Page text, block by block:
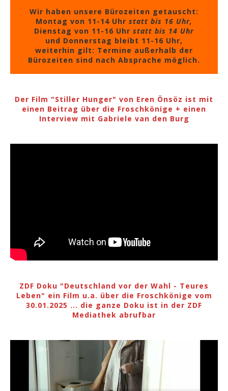
Wir haben unsere Bürozeiten getauscht:
Montag von 11-14 Uhr statt bis 16 Uhr,
Dienstag von 11-16 Uhr statt bis 14 Uhr
und Donnerstag bleibt 11-16 Uhr,
weiterhin gilt: Termine außerhalb der
Bürozeiten sind nach Absprache möglich.
Der Film "Stiller Hunger" von Eren Önsöz ist mit
einen Beitrag über die Froschkönige + einen
Interview mit Gabriele van den Burg
ZDF Doku "Deutschland vor der Wahl - Teures
Leben" ein Film u.a. über die Froschkönige vom
30.01.2025 ... die ganze Doku ist in der ZDF
Mediathek abrufbar